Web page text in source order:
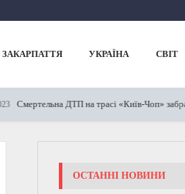
ЗАКАРПАТТЯ УКРАЇНА СВІТ
Смертельна ДТП на трасі «Київ-Чоп»
ОСТАННІ НОВИНИ